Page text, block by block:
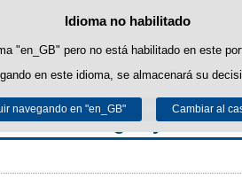
Política de cookies
la navegación y cookies de terceros
información en el apartado "Cookies" de
Aceptar Rechazar
Idioma no habilitado
"en_GB" pero no está habilitado en este
en este idioma, se almacenará su
navegando en "en_GB" Cambiar al
Saltar al contenido
de Lengua y Cultura